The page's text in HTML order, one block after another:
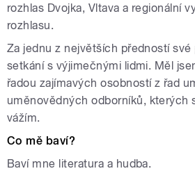
rozhlas Dvojka, Vltava a regionální
rozhlasu.
Za jednu z největších předností své
setkání s výjimečnými lidmi. Měl
řadou zajímavých osobností z řad
uměnovědných odborníků, kterých
vážím.
Co mě baví?
Baví mne literatura a hudba.